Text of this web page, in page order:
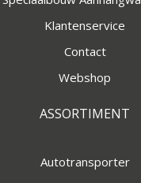
Klantenservice
Contact
Webshop
ASSORTIMENT
Autotransporter